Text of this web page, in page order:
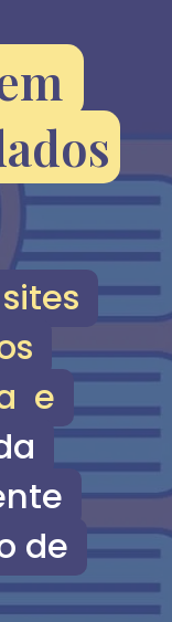
e
de
sites
e
de